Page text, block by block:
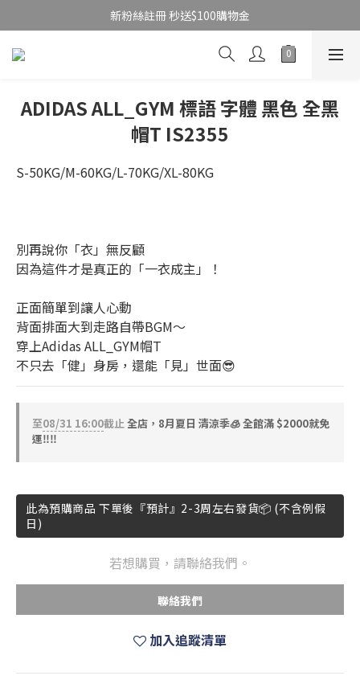
新粉絲註冊 秒送$100購物金
ADIDAS ALL_GYM 標語 字體 黑色 全黑
帽T IS2355
S-50KG/M-60KG/L-70KG/XL-80KG
別再說你「衣」無反顧
因為這件才是真正的「一衣成主」！
正面簡單到讓人心動
背面排面大到走路自帶BGM～
穿上Adidas ALL_GYM帽T
不只去「健」身房，還能「見」世面😎
至08/31 16:00截止全店，8月夏日 清涼季🧊 全館滿 $2000就免
運‼️‼️
此為預購商品 下單後『預計』2-3周左右發貨📦 (不含例假
日)
若想購買，請聯絡我們。
聯絡我們
加入追蹤清單